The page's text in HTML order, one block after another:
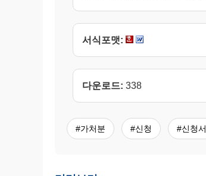
서식포맷:
다운로드: 338
#가처분 #신청 #신청서